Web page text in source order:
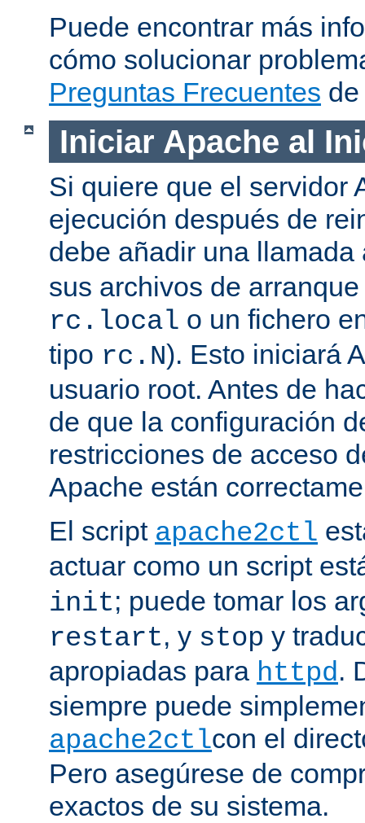
Puede encontrar más
cómo solucionar
Preguntas Frecuentes
Iniciar Apache al
Si quiere que el servidor
ejecución después de
debe añadir una
sus archivos de
rc.local o un fichero
tipo rc.N). Esto iniciará
usuario root. Antes de
de que la configuración
restricciones de acceso
Apache están
El script apache2ctl
actuar como un script
init; puede tomar los
restart, y stop y
apropiadas para httpd.
siempre puede
apache2ctlcon el
Pero asegúrese de
exactos de su sistema.